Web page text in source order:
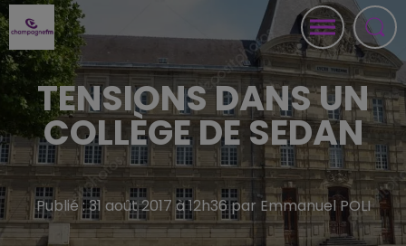
TENSIONS DANS UN
COLLÈGE DE SEDAN
Publié : 31 août 2017 à 12h36 par Emmanuel POLI